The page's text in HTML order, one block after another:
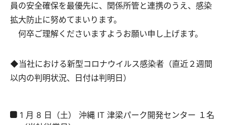
員の安全確保を最優先に、関係所管と連携のうえ、感染
拡大防止に努めてまいります。
何卒ご理解くださいますようお願い申し上げます。
◆当社における新型コロナウイルス感染者（直近２週間
以内の判明状況、日付は判明日）
1 月 8 日（土） 沖縄 IT 津梁パーク開発センター １名